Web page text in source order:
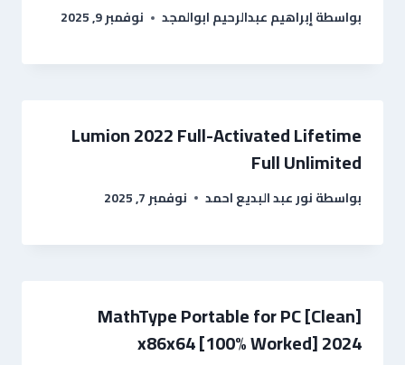
بواسطةإبراهيم عبدالرحيم ابوالمجد نوفمبر 9, 2025
Lumion 2022 Full-Activated Lifetime
Full Unlimited
بواسطةنور عبد البديع احمد نوفمبر 7, 2025
MathType Portable for PC [Clean]
x86x64 [100% Worked] 2024